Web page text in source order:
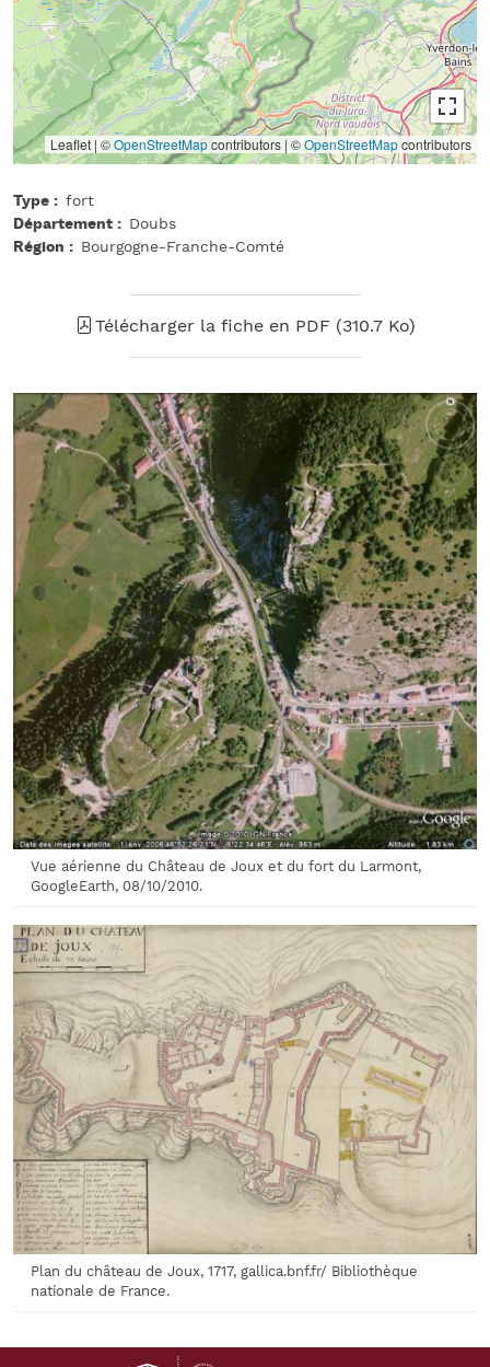
Leaflet | ©OpenStreetMapcontributors | ©OpenStreetMapcontributors
Type
fort
Département
Doubs
Région
Bourgogne-Franche-Comté
Télécharger la fiche en PDF (310.7 Ko)
Vue aérienne du Château de Joux et du fort du Larmont,
GoogleEarth, 08/10/2010.
Plan du château de Joux, 1717, gallica.bnf.fr/ Bibliothèque
nationale de France.